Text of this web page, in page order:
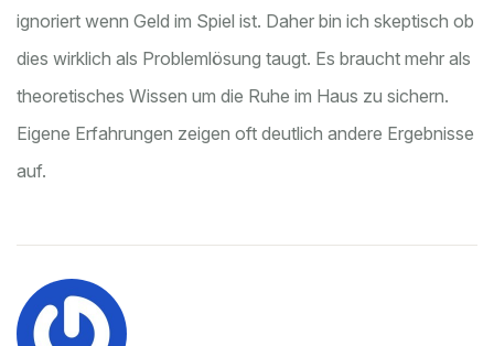
ignoriert wenn Geld im Spiel ist. Daher bin ich skeptisch ob
dies wirklich als Problemlösung taugt. Es braucht mehr als
theoretisches Wissen um die Ruhe im Haus zu sichern.
Eigene Erfahrungen zeigen oft deutlich andere Ergebnisse
auf.